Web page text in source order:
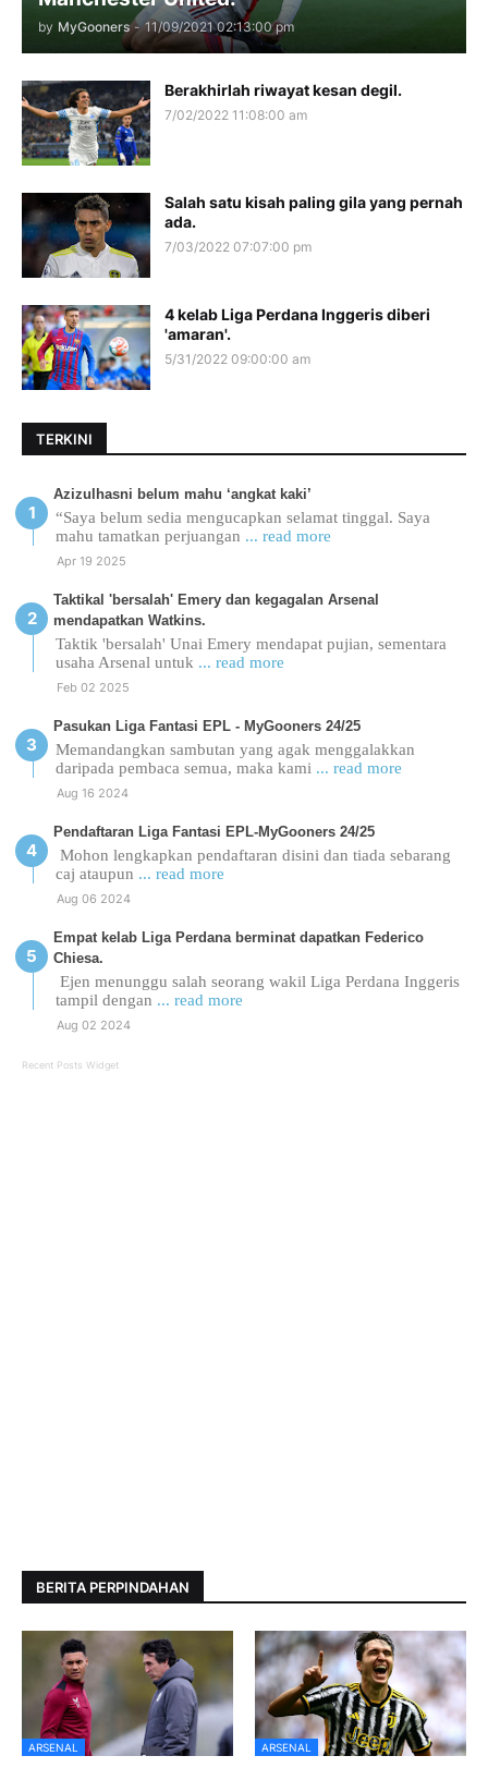
by MyGooners - 11/09/2021 02:13:00 pm
Berakhirlah riwayat kesan degil.
7/02/2022 11:08:00 am
Salah satu kisah paling gila yang pernah
ada.
7/03/2022 07:07:00 pm
4 kelab Liga Perdana Inggeris diberi
'amaran'.
5/31/2022 09:00:00 am
TERKINI
Azizulhasni belum mahu ‘angkat kaki’
“Saya belum sedia mengucapkan selamat tinggal. Saya
mahu tamatkan perjuangan ... read more
Apr 19 2025
Taktikal 'bersalah' Emery dan kegagalan Arsenal
mendapatkan Watkins.
Taktik 'bersalah' Unai Emery mendapat pujian, sementara
usaha Arsenal untuk ... read more
Feb 02 2025
Pasukan Liga Fantasi EPL - MyGooners 24/25
Memandangkan sambutan yang agak menggalakkan
daripada pembaca semua, maka kami ... read more
Aug 16 2024
Pendaftaran Liga Fantasi EPL-MyGooners 24/25
Mohon lengkapkan pendaftaran disini dan tiada sebarang
caj ataupun ... read more
Aug 06 2024
Empat kelab Liga Perdana berminat dapatkan Federico
Chiesa.
Ejen menunggu salah seorang wakil Liga Perdana Inggeris
tampil dengan ... read more
Aug 02 2024
Recent Posts Widget
BERITA PERPINDAHAN
ARSENAL ARSENAL